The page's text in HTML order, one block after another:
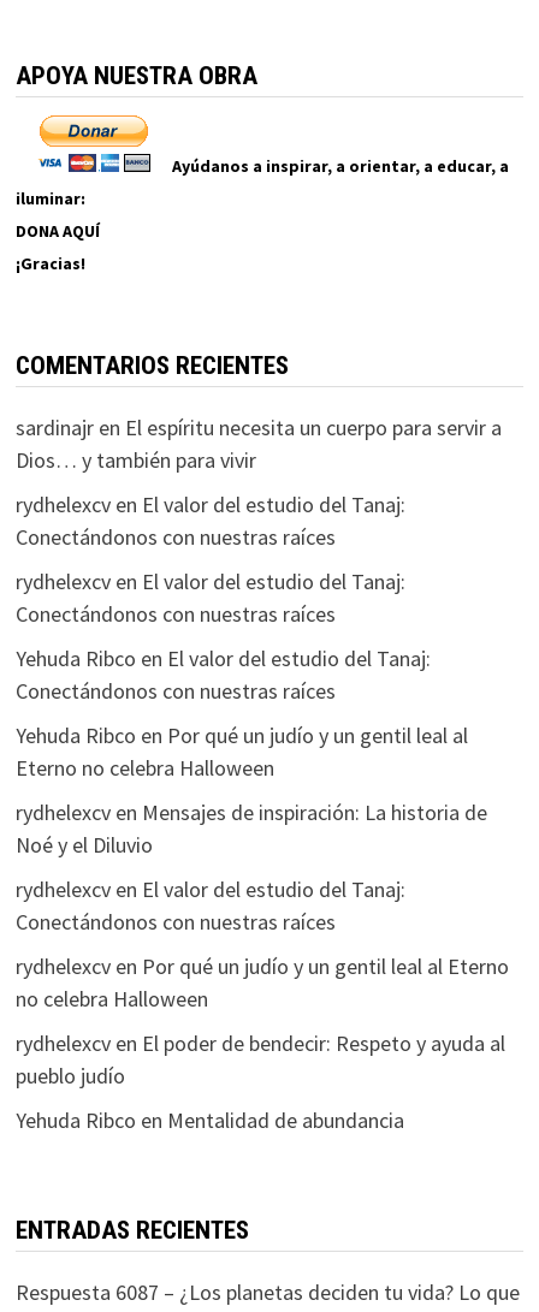
APOYA NUESTRA OBRA
Ayúdanos a inspirar, a orientar, a educar, a
iluminar:
DONA AQUÍ
¡Gracias!
COMENTARIOS RECIENTES
sardinajren El espíritu necesita un cuerpo para servir a
Dios… y también para vivir
rydhelexcven El valor del estudio del Tanaj:
Conectándonos con nuestras raíces
rydhelexcven El valor del estudio del Tanaj:
Conectándonos con nuestras raíces
Yehuda Ribco en El valor del estudio del Tanaj:
Conectándonos con nuestras raíces
Yehuda Ribco en Por qué un judío y un gentil leal al
Eterno no celebra Halloween
rydhelexcven Mensajes de inspiración: La historia de
Noé y el Diluvio
rydhelexcven El valor del estudio del Tanaj:
Conectándonos con nuestras raíces
rydhelexcven Por qué un judío y un gentil leal al Eterno
no celebra Halloween
rydhelexcven El poder de bendecir: Respeto y ayuda al
pueblo judío
Yehuda Ribco en Mentalidad de abundancia
ENTRADAS RECIENTES
Respuesta 6087 – ¿Los planetas deciden tu vida? Lo que